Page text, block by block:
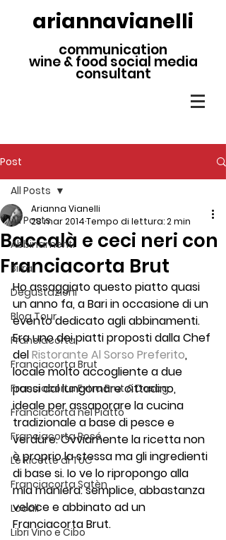
ariannavianelli
communication
wine & food social media
consultant
Post
All Posts
Abbinamenti
Birra
Degustazioni
Blog Tour
Franciacorta
Franciacorta Brut
Franciacorta Extra Brut & Dosag
Franciacorta nel Piatto
Franciacorta Rosé
Le Ricette di TUC
Franciacorta Satèn
Locali
Libri Vino e Cibo
All Posts
Baccalà e ceci neri con
Franciacorta Brut
Arianna Vianelli
28 mar 2014Tempo di lettura: 2 min
Ho assaggiato questo piatto quasi
un anno fa, a Bari in occasione di un
evento dedicato agli abbinamenti.
Era uno dei piatti proposti dalla Chef
del Ristorante Al Sorso Preferito,
locale molto accogliente a due
passi dal lungomare cittadino,
ideale per assaporare la cucina
tradizionale a base di pesce e
verdure. Ovviamente la ricetta non
è proprio la stessa ma gli ingredienti
di base si. Io ve lo ripropongo alla
mia maniera: semplice, abbastanza
veloce e abbinato ad un
Franciacorta Brut.